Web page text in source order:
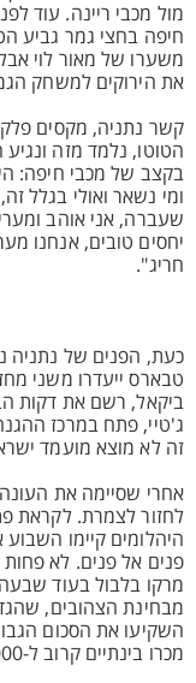
מול מכבי ריינה. עוד
משערו של מאור לוי
את הירוקים למשחק
קשר נתניה, מקסים
הטוטו, נלמד מזה
בקצב של מכבי חיפה:
ומי נשאר ואולי בגלל
שעברה, אני אוהב
יחסים טובים, אנחנו
חריג".
כעת, הפנים של נתניה
טבארס ייעדרו משני
ביקאל, רשם את דקות
ג'טיי, פתח במרכז
זה לא מוצא מועמד
אחרי שסיימה את
היהלומים קיימו
פנים אל פנים. לא
מרקו בלבול בעוד
מבחינת הצהובים,
השקיעו את הסכום
מכרו בינתיים קרוב ל-3,000 מנויים.